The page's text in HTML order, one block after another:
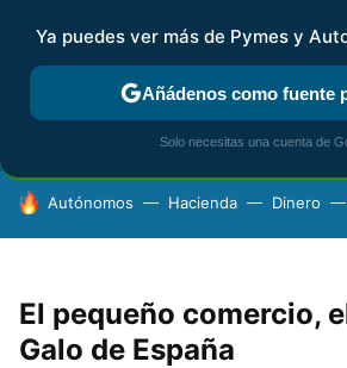
FISCALIDAD Y CONTABILIDAD KIT
HOY SE HABLA DE
Autónomos Hacienda Dinero
El pequeño comercio,
Galo de España
Ya puedes ver más de Pymes y
Añádenos como fuente
Solo necesitas una cuenta de